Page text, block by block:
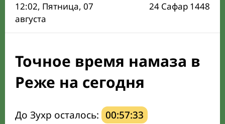
Время Сухура и Ифтара на сегодня
Календарь рамадана
Мечети и молельные комнаты
Направление киблы
12:02, Пятница, 07
августа
24 Сафар 1448
Точное время намаза в
Реже на сегодня
До Зухр осталось: 00:57:32